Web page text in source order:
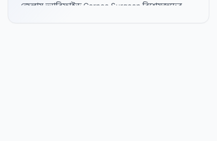
জেলায় ভ্যারিফাইড Cornea Surgeon বিশেষজ্ঞদের